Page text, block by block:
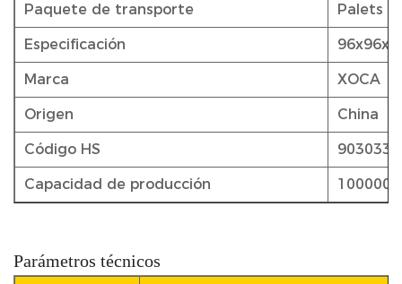
Paquete de transporte Palets
Especificación
Marca XOCA
Origen China
Código HS
Capacidad de producción
Parámetros técnicos